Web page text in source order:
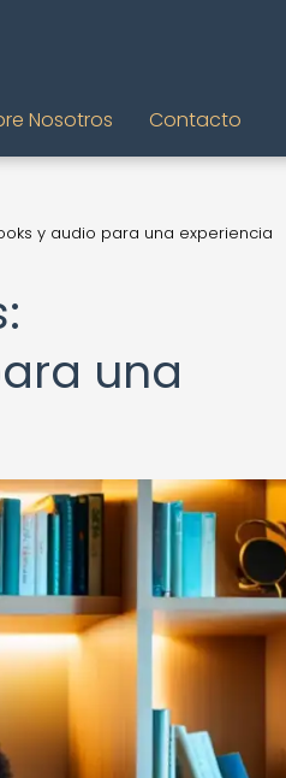
Nosotros Contacto
y audio para una experiencia
una